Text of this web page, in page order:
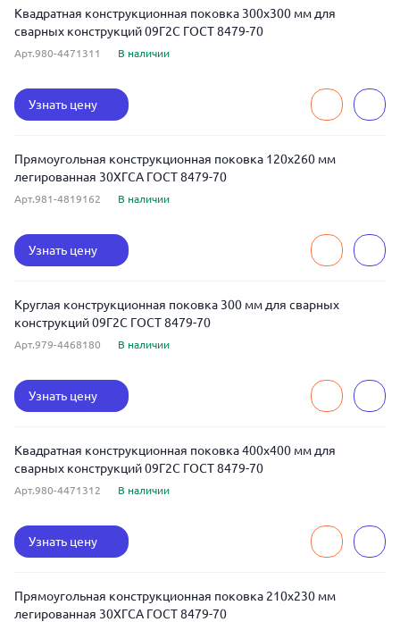
Квадратная конструкционная поковка 300x300 мм для
сварных конструкций 09Г2С ГОСТ 8479-70
Арт.980-4471311 В наличии
Узнать цену
Прямоугольная конструкционная поковка 120x260 мм
легированная 30ХГСА ГОСТ 8479-70
Арт.981-4819162 В наличии
Узнать цену
Круглая конструкционная поковка 300 мм для сварных
конструкций 09Г2С ГОСТ 8479-70
Арт.979-4468180 В наличии
Узнать цену
Квадратная конструкционная поковка 400x400 мм для
сварных конструкций 09Г2С ГОСТ 8479-70
Арт.980-4471312 В наличии
Узнать цену
Прямоугольная конструкционная поковка 210x230 мм
легированная 30ХГСА ГОСТ 8479-70